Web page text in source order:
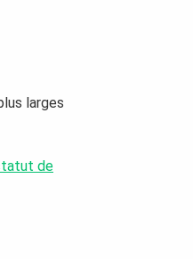
larges
de